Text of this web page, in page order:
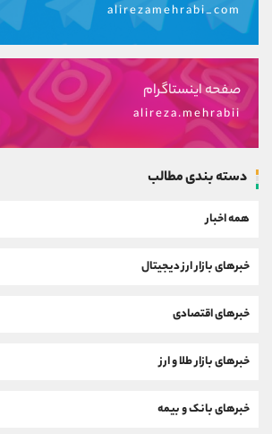
alirezamehrabi_com
صفحه اینستاگرام
alireza.mehrabii
دسته بندی مطالب
همه اخبار
خبرهای بازار ارز دیجیتال
خبرهای اقتصادی
خبرهای بازار طلا و ارز
خبرهای بانک و بیمه